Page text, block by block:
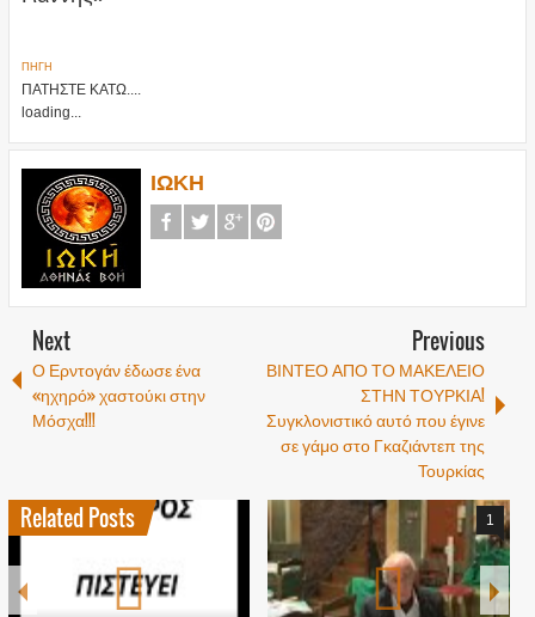
ΠΗΓΗ
ΠΑΤΗΣΤΕ ΚΑΤΩ....
loading...
ΙΩΚΗ
Next
Ο Ερντογάν έδωσε ένα
«ηχηρό» χαστούκι στην
Μόσχα!!!
Previous
ΒΙΝΤΕΟ ΑΠΟ ΤΟ ΜΑΚΕΛΕΙΟ
ΣΤΗΝ ΤΟΥΡΚΙΑ!
Συγκλονιστικό αυτό που έγινε
σε γάμο στο Γκαζιάντεπ της
Τουρκίας
Related Posts 1